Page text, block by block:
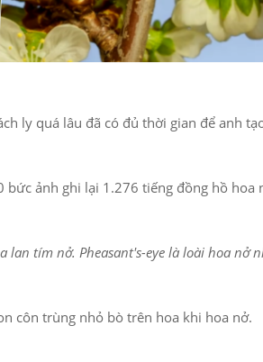
ly quá lâu đã có đủ thời gian để anh
ảnh ghi lại 1.276 tiếng đồng hồ
lan tím nở. Pheasant's-eye là loài hoa
côn trùng nhỏ bò trên hoa khi hoa nở.